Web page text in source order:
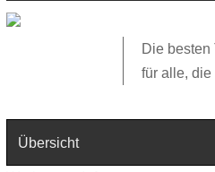
Die besten
für alle,
Übersicht